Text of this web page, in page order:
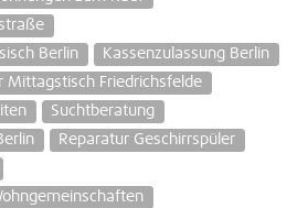
Berlin
Kassenzulassung Berlin
Mittagstisch Friedrichsfelde
Suchtberatung
Reparatur Geschirrspüler